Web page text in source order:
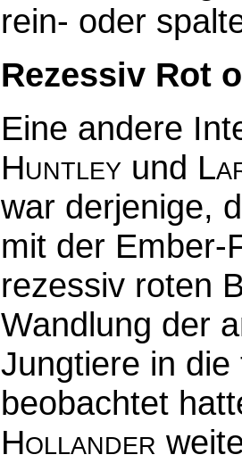
rein- oder
Rezessiv Rot
Eine andere
Huntley und
war derjenige,
mit der Ember-
rezessiv roten
Wandlung der
Jungtiere in
beobachtet
Hollander